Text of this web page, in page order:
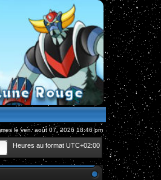
le ven. août 07, 2026 18:46 pm
Heures au format UTC+02:00